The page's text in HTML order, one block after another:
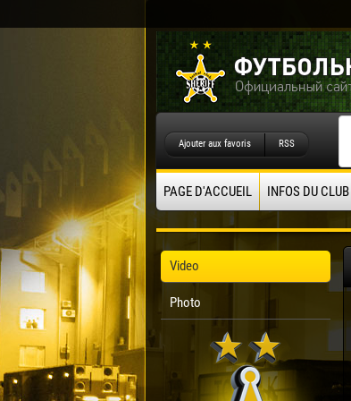
Ajouter aux favoris RSS
PAGE D'ACCUEIL INFOS DU CLUB
Video
Photo